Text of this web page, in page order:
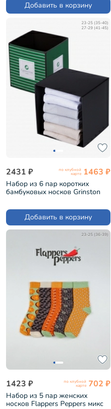
Добавить в корзину
23-25 (35-40)
27-29 (41-45)
2431 ₽ по клубной
карте 1463 ₽
Набор из 6 пар коротких
бамбуковых носков Grinston
Добавить в корзину
23-25 (36-39)
1423 ₽ по клубной
карте 702 ₽
Набор из 5 пар женских
носков Flappers Peppers микс